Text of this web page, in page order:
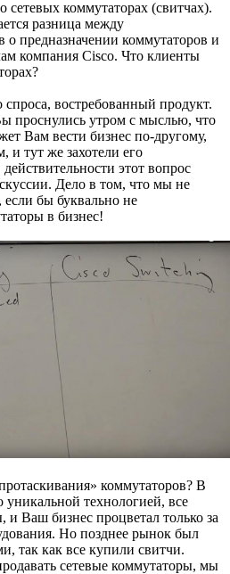
коммутаторах (свитчах).
разница между
о предназначении коммутаторов и
компания Cisco. Что клиенты
востребованный продукт.
проснулись утром с мыслью, что
Вам вести бизнес по-другому,
и тут же захотели его
этот вопрос
Дело в том, что мы не
бы буквально не
в бизнес!
коммутаторов? В
уникальной технологией, все
и Ваш бизнес процветал только за
Но позднее рынок был
так как все купили свитчи.
сетевые коммутаторы, мы